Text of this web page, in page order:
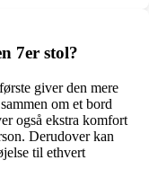
7er stol?
giver den mere
om et bord
også ekstra komfort
Derudover kan
til ethvert